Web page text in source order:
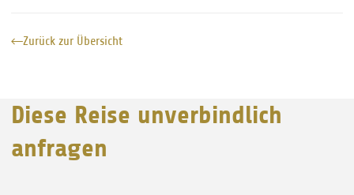
Zurück zur Übersicht
Diese Reise unverbindlich
anfragen